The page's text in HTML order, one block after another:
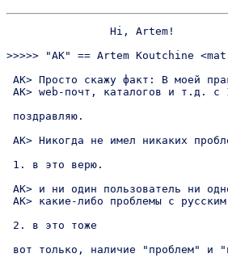
>>>>> "AK" == Artem Koutchine
AK> Просто скажу факт: В моей
AK> web-почт, каталогов и т.д. с
поздравляю.
AK> Никогда не имел никаких
1. в это верю.
AK> и ни один пользователь ни
AK> какие-либо проблемы с
2. в это тоже
вот только, наличие "проблем" и